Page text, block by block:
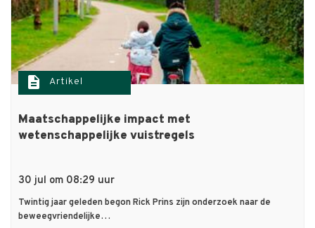
description Artikel
Maatschappelijke impact met
wetenschappelijke vuistregels
30 jul om 08:29 uur
Twintig jaar geleden begon Rick Prins zijn onderzoek naar de
beweegvriendelijke…